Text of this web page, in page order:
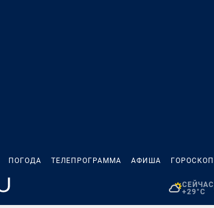
ПОГОДА ТЕЛЕПРОГРАММА АФИША ГОРОСКОП
СЕЙЧАС
+29°C